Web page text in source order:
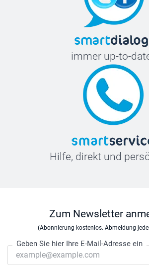
immer up-to-
Hilfe, direkt und
Zum Newsletter
(Abonnierung kostenlos. Abmeldung
Geben Sie hier Ihre E-Mail-Adresse ein